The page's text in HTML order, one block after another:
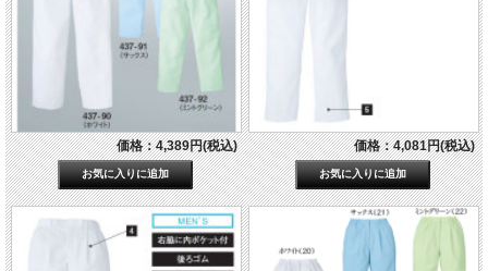
価格：4,389円(税込) 価格：4,081円(税込)